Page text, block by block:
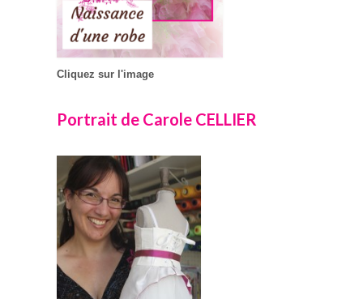
Cliquez sur l'image
Portrait de Carole CELLIER